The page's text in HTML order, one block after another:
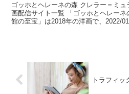
ゴッホとヘレーネの森 クレラー＝ミ
画配信サイト一覧 「ゴッホとヘレー
館の至宝」は2018年の洋画で、2022/
トラフィッ